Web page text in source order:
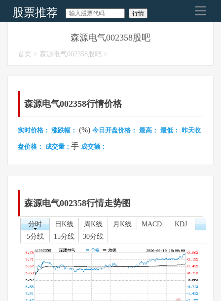
导
股票推荐
今日股票推荐
森源电气002358股吧
首页 > 森源电气002358股吧 >
森源电气002358行情价格
实时价格： 涨跌幅： (%) 今日开盘价格： 最高： 最低： 昨天收
盘价格： 成交量： 手 成交额：
森源电气002358行情走势图
分时 日K线 周K线 月K线 MACD
KDJ
5分线
15分线 30分线